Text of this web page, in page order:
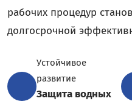
рабочих процедур
долгосрочной
Устойчивое
развитие
Защита водных